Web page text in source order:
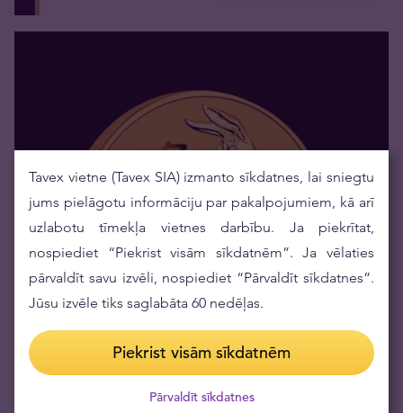
Tavex vietne (Tavex SIA) izmanto sīkdatnes, lai sniegtu
jums pielāgotu informāciju par pakalpojumiem, kā arī
uzlabotu tīmekļa vietnes darbību. Ja piekrītat,
nospiediet “Piekrist visām sīkdatnēm”. Ja vēlaties
pārvaldīt savu izvēli, nospiediet “Pārvaldīt sīkdatnes”.
Jūsu izvēle tiks saglabāta 60 nedēļas.
Piekrist visām sīkdatnēm
Pārvaldīt sīkdatnes